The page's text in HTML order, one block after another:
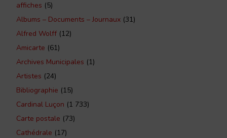
affiches (5)
Albums – Documents – Journaux (31)
Alfred Wolff (12)
Amicarte (61)
Archives Municipales (1)
Artistes (24)
Bibliographie (15)
Cardinal Luçon (1 733)
Carte postale (73)
Cathédrale (17)